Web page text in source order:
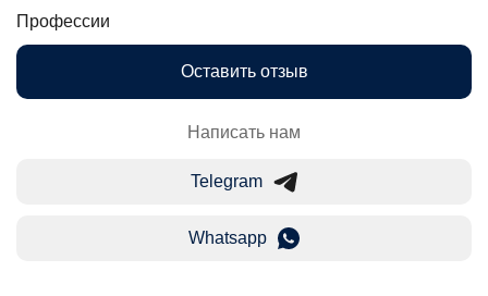
Профессии
Оставить отзыв
Написать нам
Telegram
Whatsapp